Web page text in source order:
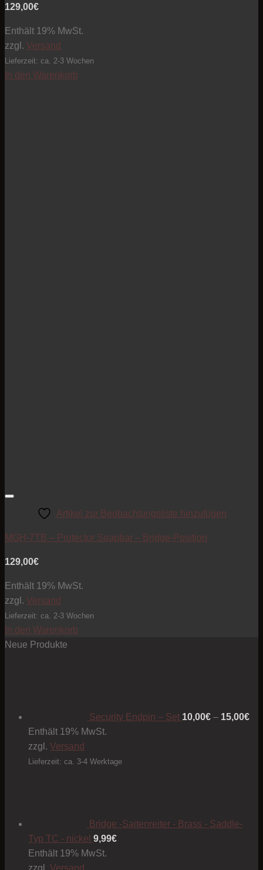
129,00€
Enthält 19% MwSt.
zzgl. Versand
Lieferzeit: ca. 2-3 Wochen
In den Warenkorb
Artikel zur Beobachtungsliste hinzufügen
MGH-7TB – Protector Soapbar – Bridge-Position
129,00€
Enthält 19% MwSt.
zzgl. Versand
Lieferzeit: ca. 2-3 Wochen
In den Warenkorb
Neue Produkte
Security Endpin – Set 10,00€ – 15,00€
Enthält 19% MwSt.
zzgl. Versand
Lieferzeit: ca. 3-4 Werktage
Bridge -Saitenreiter - Brass - Saddle-
Typ TC - nickel 9,99€
Enthält 19% MwSt.